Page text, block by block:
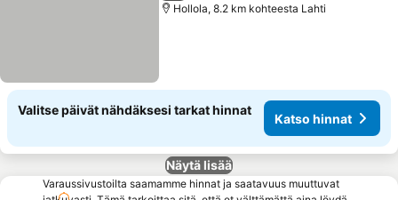
Hollola, 8.2 km kohteesta Lahti
Valitse päivät nähdäksesi tarkat hinnat
Katso hinnat
Näytä lisää
Varaussivustoilta saamamme hinnat ja saatavuus muuttuvat